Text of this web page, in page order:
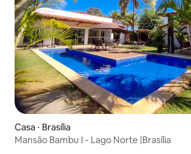
Casa ⋅ Brasília
Mansão Bambu I - Lago Norte |Brasília